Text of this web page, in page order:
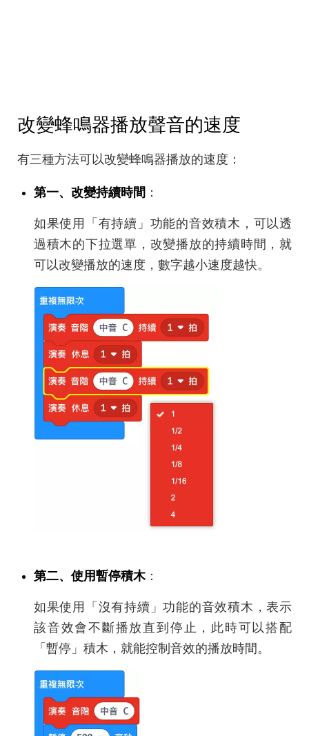
改變蜂鳴器播放聲音的速度
有三種方法可以改變蜂鳴器播放的速度：
第一、改變持續時間 ：
如果使用「有持續」功能的音效積木，可以透
過積木的下拉選單，改變播放的持續時間，就
可以改變播放的速度，數字越小速度越快。
第二、使用暫停積木：
如果使用「沒有持續」功能的音效積木，表示
該音效會不斷播放直到停止，此時可以搭配
「暫停」積木，就能控制音效的播放時間。